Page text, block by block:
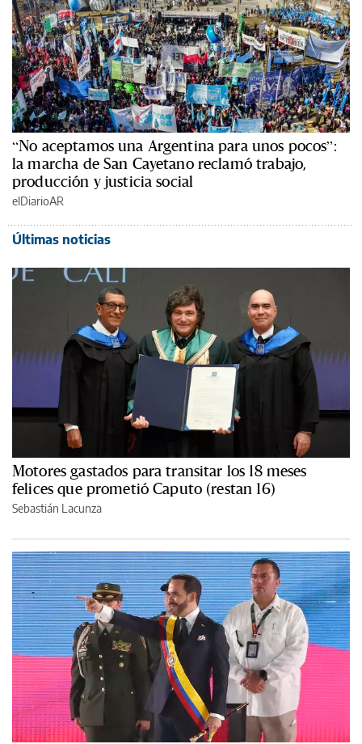
“No aceptamos una Argentina para unos pocos”:
la marcha de San Cayetano reclamó trabajo,
producción y justicia social
elDiarioAR
Últimas noticias
Motores gastados para transitar los 18 meses
felices que prometió Caputo (restan 16)
Sebastián Lacunza